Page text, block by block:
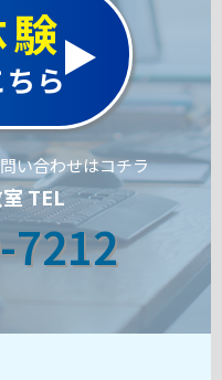
ら
い合わせはコチラ
TEL
7212